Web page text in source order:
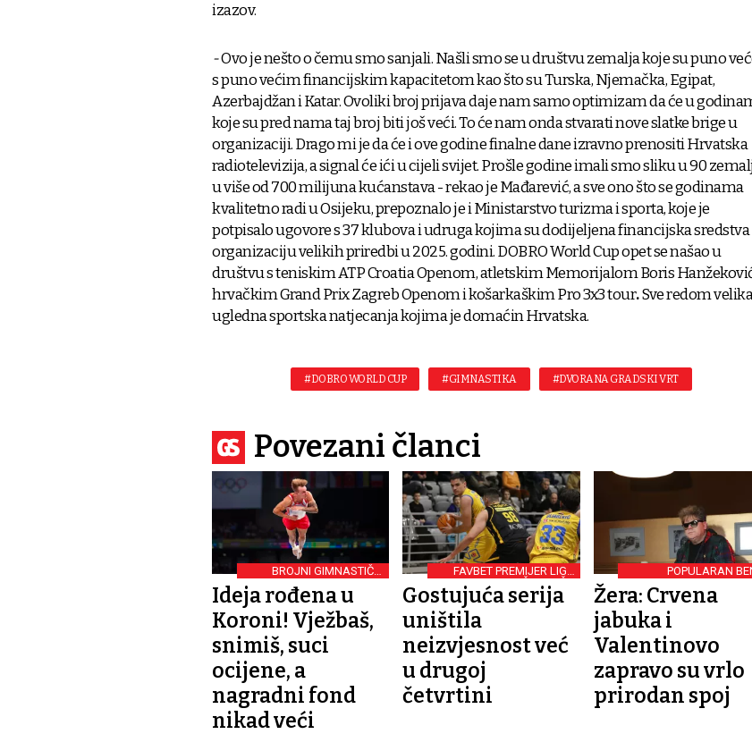
izazov.
-Ovo je nešto o čemu smo sanjali. Našli smo se u društvu zemalja koje su puno
s puno većim financijskim kapacitetom kao što su Turska, Njemačka, Egipat,
Azerbajdžan i Katar. Ovoliki broj prijava daje nam samo optimizam da će u
koje su pred nama taj broj biti još veći. To će nam onda stvarati nove slatke brige u
organizaciji. Drago mi je da će i ove godine finalne dane izravno prenositi Hrvatska
radiotelevizija, a signal će ići u cijeli svijet. Prošle godine imali smo sliku u 90
u više od 700 milijuna kućanstava - rekao je Mađarević, a sve ono što se godinama
kvalitetno radi u Osijeku, prepoznalo je i Ministarstvo turizma i sporta, koje je
potpisalo ugovore s 37 klubova i udruga kojima su dodijeljena financijska sredstva
organizaciju velikih priredbi u 2025. godini. DOBRO World Cup opet se našao u
društvu s teniskim ATP Croatia Openom, atletskim Memorijalom Boris
hrvačkim Grand Prix Zagreb Openom i košarkaškim Pro 3x3 tour.Sve redom
ugledna sportska natjecanja kojima je domaćin Hrvatska.
#DOBRO WORLD CUP #GIMNASTIKA #DVORANA GRADSKI VRT
Povezani članci
BROJNI GIMNASTIČKI
PROJEKTI
Ideja rođena u
Koroni! Vježbaš,
snimiš, suci
ocijene, a
nagradni fond
nikad veći
FAVBET PREMIJER LIGA
KOŠARKAŠA
Gostujuća serija
uništila
neizvjesnost već
u drugoj
četvrtini
POPULARAN
NASTUPA U
Žera: Crvena
jabuka i
Valentinovo
zapravo su vrlo
prirodan spoj